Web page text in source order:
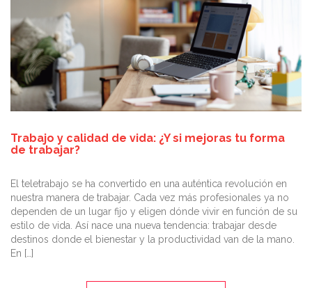
Trabajo y calidad de vida: ¿Y si mejoras tu forma
de trabajar?
El teletrabajo se ha convertido en una auténtica revolución en
nuestra manera de trabajar. Cada vez más profesionales ya no
dependen de un lugar fijo y eligen dónde vivir en función de su
estilo de vida. Así nace una nueva tendencia: trabajar desde
destinos donde el bienestar y la productividad van de la mano.
En […]